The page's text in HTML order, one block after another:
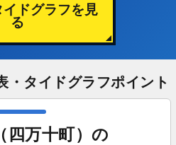
ドグラフを見
る
・タイドグラフポイント
四万十町）の